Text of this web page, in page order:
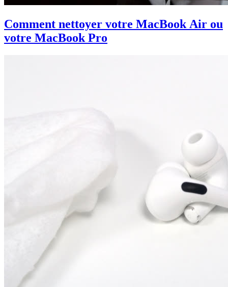
Comment nettoyer votre MacBook Air ou
votre MacBook Pro